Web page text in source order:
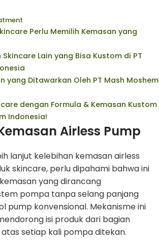
Perlu Memilih Kemasan yang
Lain yang Bisa Kustom di PT
yang Ditawarkan Oleh PT Mash Moshem
dengan Formula & Kemasan Kustom
Indonesia!
Airless Pump
lanjut kelebihan kemasan airless
skincare, perlu dipahami bahwa ini
yang dirancang
pompa tanpa selang panjang
pump konvensional. Mekanisme ini
isi produk dari bagian
setiap kali pompa ditekan.